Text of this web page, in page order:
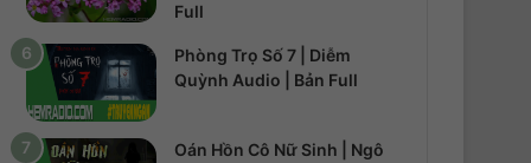
Full
Phòng Trọ Số 7 | Diễm
Quỳnh Audio | Bản Full
Oán Hồn Cô Nữ Sinh | Ngô